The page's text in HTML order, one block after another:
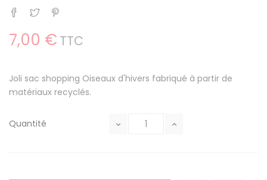
Partager
Tweet
7,00 € TTC
Joli sac shopping Oiseaux d'hivers fabriqué à partir de
matériaux recyclés.
Quantité